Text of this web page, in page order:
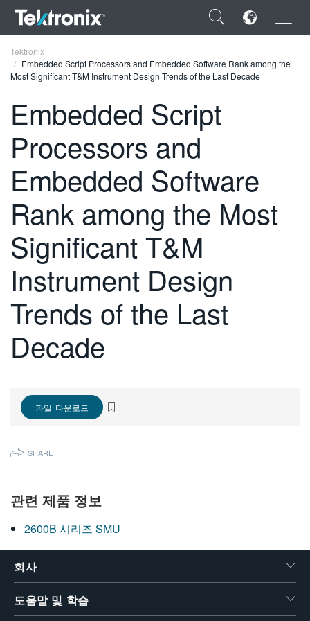
×
FRANÇAIS
DEUTSCH
VIỆT NAM
简体中文
日本語
繁體中文
Tektronix
Embedded Script Processors and Embedded Software Rank among the
Most Significant T&M Instrument Design Trends of the Last Decade
Embedded Script
Processors and
Embedded Software
Rank among the Most
Significant T&M
Instrument Design
Trends of the Last
Decade
파일 다운로드
SHARE
관련 제품 정보
2600B 시리즈 SMU
회사
도움말 및 학습